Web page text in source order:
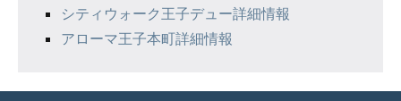
シティウォーク王子デュー詳細情報
アローマ王子本町詳細情報